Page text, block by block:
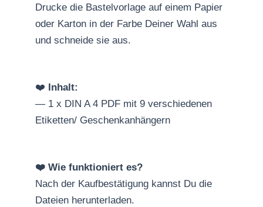
Drucke die Bastelvorlage auf einem Papier
oder Karton in der Farbe Deiner Wahl aus
und schneide sie aus.
❤️ Inhalt:
— 1 x DIN A 4 PDF mit 9 verschiedenen
Etiketten/ Geschenkanhängern
❤️ Wie funktioniert es?
Nach der Kaufbestätigung kannst Du die
Dateien herunterladen.